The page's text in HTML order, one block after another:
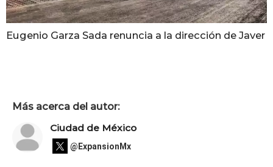
Eugenio Garza Sada renuncia a la dirección de Javer
Más acerca del autor:
Ciudad de México
@ExpansionMx